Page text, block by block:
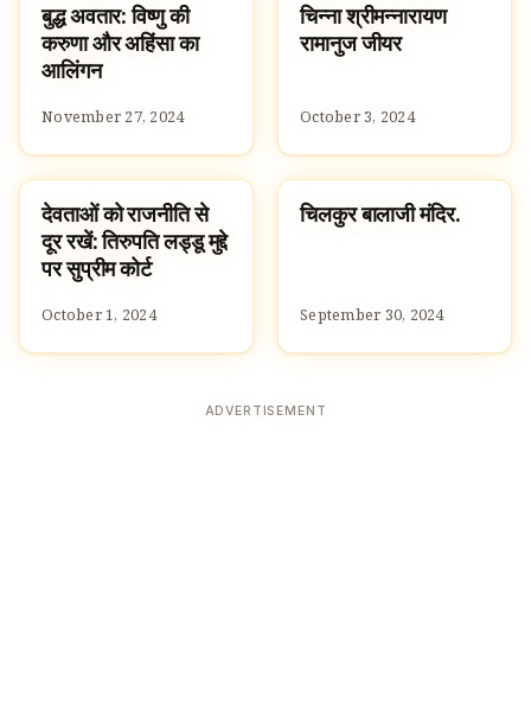
DASAVATARAM
बुद्ध अवतार: विष्णु की
करुणा और अहिंसा का
आलिंगन
November 27, 2024
FAMOUS HINDUS
चिन्ना श्रीमन्नारायण
रामानुज जीयर
October 3, 2024
NEWS
देवताओं को राजनीति से
दूर रखें: तिरुपति लड्डू मुद्दे
पर सुप्रीम कोर्ट
October 1, 2024
TEMPLES
चिलकुर बालाजी मंदिर.
September 30, 2024
ADVERTISEMENT